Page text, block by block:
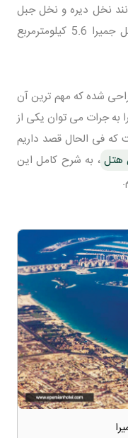
نخل دیره و نخل جبل
علی هم احداث شدند. مساحت کل نخل جمیرا 5.6 کیلومترمربع
شده که مهم ترین آن
به جرات می توان یکی از
که فی الحال قصد داریم
هتل، به شرح کامل این